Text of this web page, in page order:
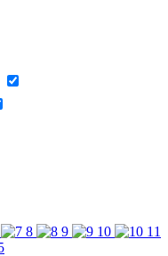
8 9 10
11